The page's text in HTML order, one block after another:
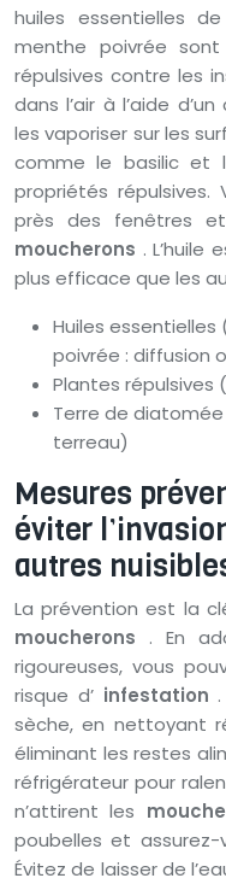
huiles essentielles
menthe poivrée
répulsives contre les
dans l’air à l’aide
les vaporiser sur les
comme le basilic et
propriétés
près des fenêtres
moucherons . L’huile
plus efficace que les
Huiles
poivrée : diffusion
Plantes répulsives
Terre de
terreau)
Mesures
éviter
autres
La prévention est la
moucherons . En
rigoureuses, vous
risque d’ infestation
sèche, en nettoyant
éliminant les restes
réfrigérateur pour
n’attirent les
poubelles et assurez-
Évitez de laisser de